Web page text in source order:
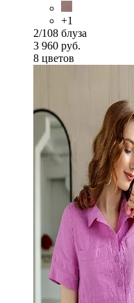
+1
2/108 блуза
3 960 руб.
8 цветов